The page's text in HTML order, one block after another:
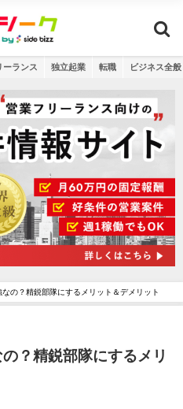
ーランス 独立起業 転職 ビジネス全般
の？精鋭部隊にするメリット＆デメリット
？精鋭部隊にするメリ